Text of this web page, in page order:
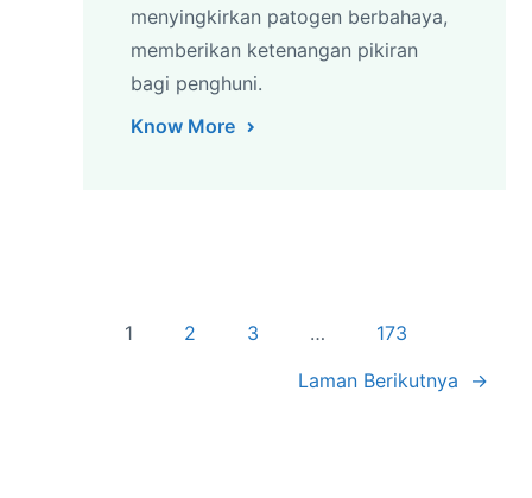
menyingkirkan patogen berbahaya,
memberikan ketenangan pikiran
bagi penghuni.
Know More
1 2 3 …
173
Laman Berikutnya
→